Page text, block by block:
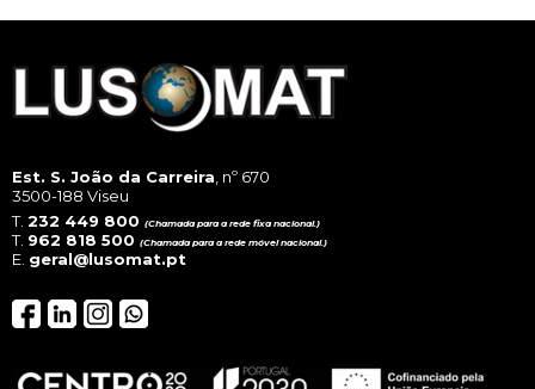
Est. S. João da Carreira, nº 670
3500-188 Viseu
T. 232 449 800 (Chamada para a rede fixa nacional.)
T. 962 818 500 (Chamada para a rede móvel nacional.)
E. geral@lusomat.pt